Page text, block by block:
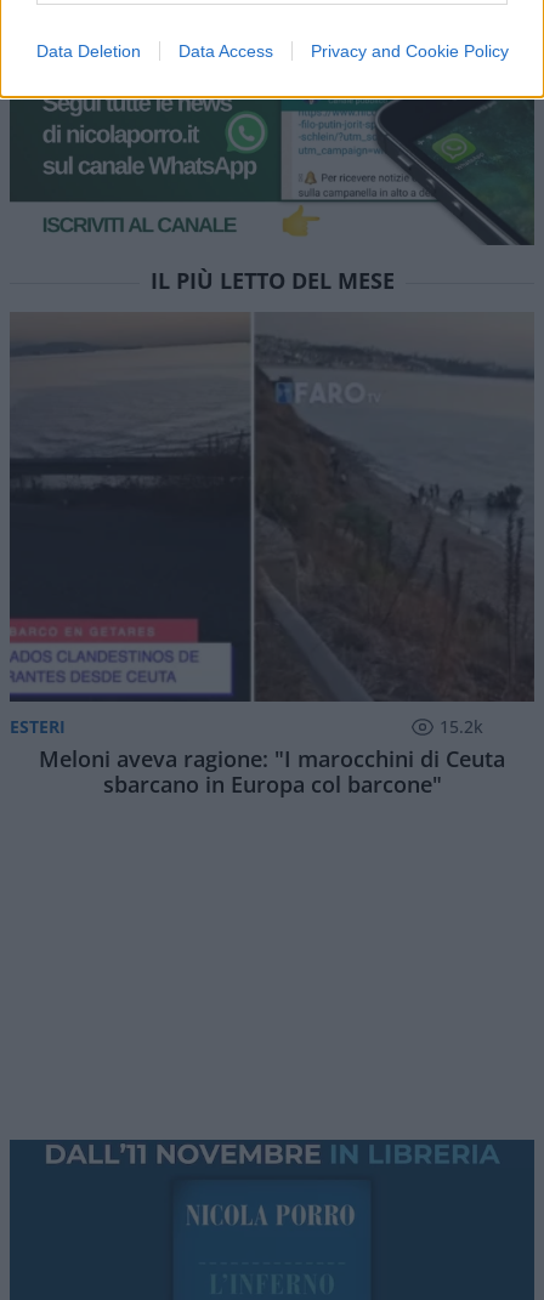
Data Deletion Data Access Privacy and Cookie Policy
IL PIÙ LETTO DEL MESE
ESTERI 15.2k
Meloni aveva ragione: "I marocchini di Ceuta
sbarcano in Europa col barcone"